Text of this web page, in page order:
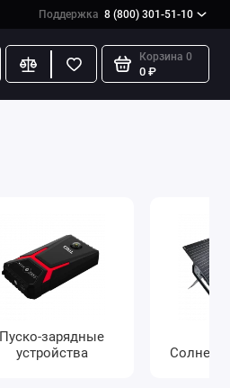
Поддержка 8 (800) 301-51-10
Корзина 0
0 ₽
Пуско-зарядные
устройства